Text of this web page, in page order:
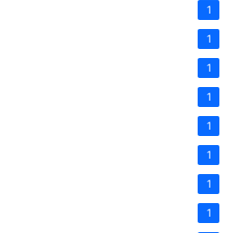
1
1
1
1
1
1
1
1